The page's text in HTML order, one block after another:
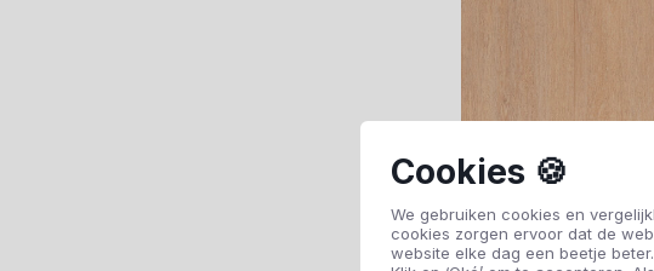
Cookies 🍪
We gebruiken cookies en
cookies zorgen ervoor dat de
website elke dag een beetje